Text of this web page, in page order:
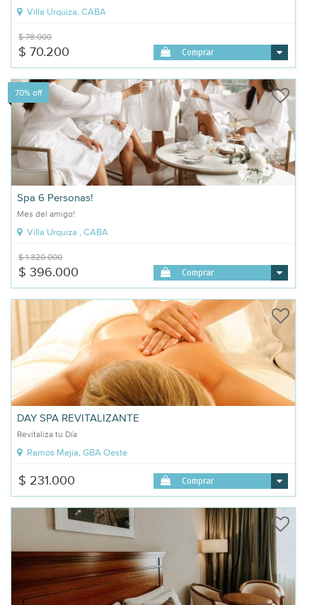
Villa Urquiza, CABA
$ 78.000
$ 70.200 Comprar
70% off
Spa 6 Personas!
Mes del amigo!
Villa Urquiza , CABA
$ 1.320.000
$ 396.000 Comprar
DAY SPA REVITALIZANTE
Revitaliza tu Día
Ramos Mejia, GBA Oeste
$ 231.000 Comprar